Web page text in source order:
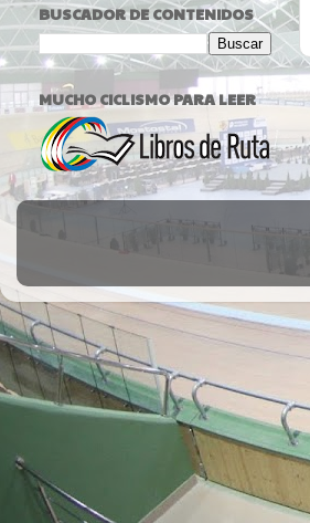
BUSCADOR DE CONTENIDOS
MUCHO CICLISMO PARA LEER